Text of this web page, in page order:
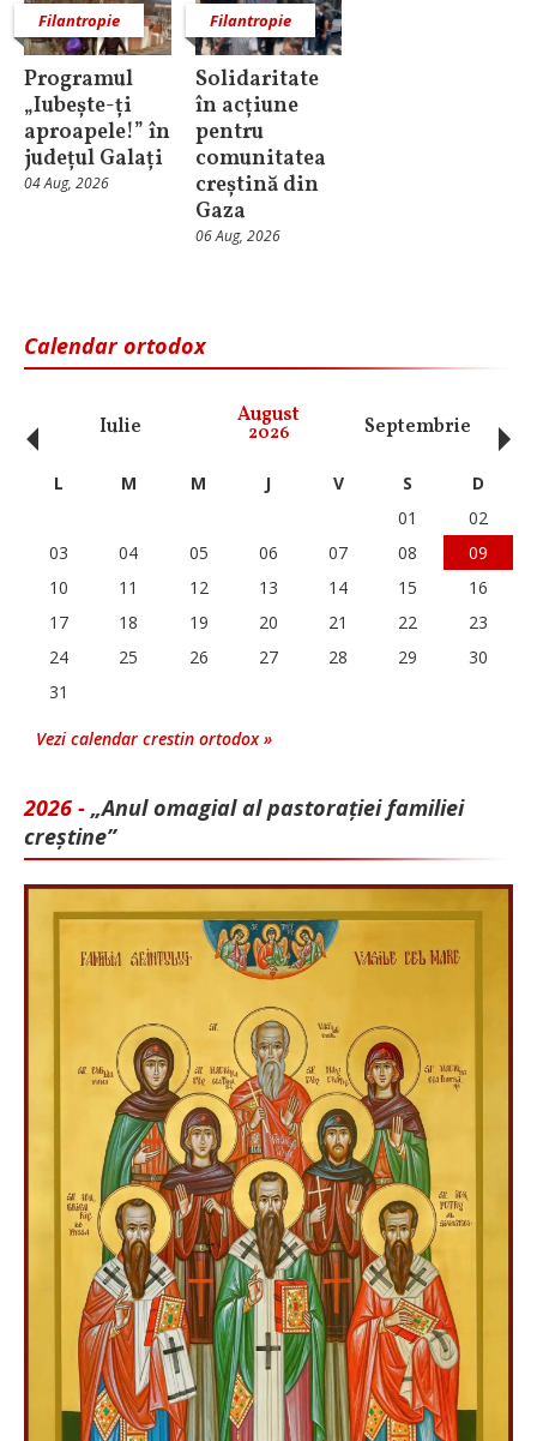
Filantropie
Programul
„Iubește-ți
aproapele!” în
județul Galați
04 Aug, 2026
Filantropie
Solidaritate
în acțiune
pentru
comunitatea
creștină din
Gaza
06 Aug, 2026
Calendar ortodox
Iulie August
2026 Septembrie
‹ L M M J V S
D
01
02
03
04 05 06 07 08
09
10
11 12 13 14 15
16
17
18 19 20 21 22
23
24
25 26 27 28 29
30
31
Vezi calendar crestin ortodox »
2026 - „Anul omagial al pastorației familiei
creștine”